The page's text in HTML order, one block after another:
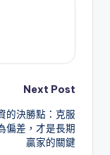
Next Post
的決勝點：克服
偏差，才是長期
贏家的關鍵